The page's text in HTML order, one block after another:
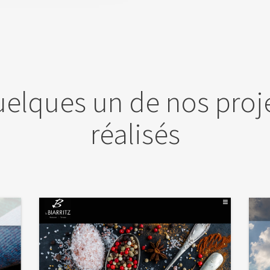
un de nos
réalisés